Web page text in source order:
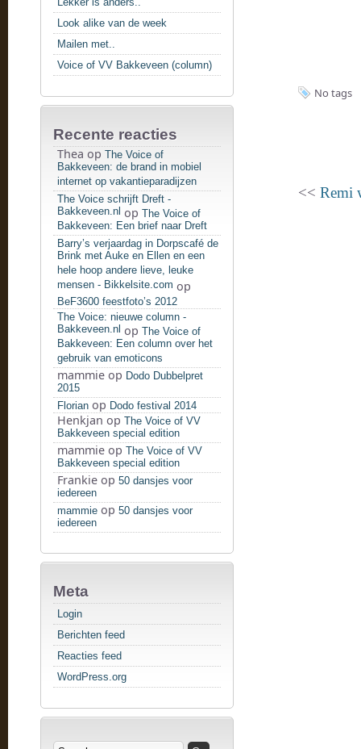
Look alike van de week
Mailen met..
Voice of VV Bakkeveen (column)
Recente reacties
Thea op The Voice of
Bakkeveen: de brand in mobiel
internet op vakantieparadijzen
The Voice schrijft Dreft -
Bakkeveen.nl op The Voice of
Bakkeveen: Een brief naar Dreft
Barry’s verjaardag in Dorpscafé de
Brink met Auke en Ellen en een
hele hoop andere lieve, leuke
mensen - Bikkelsite.com op
BeF3600 feestfoto’s 2012
The Voice: nieuwe column -
Bakkeveen.nl op The Voice of
Bakkeveen: Een column over het
gebruik van emoticons
mammie op Dodo Dubbelpret
2015
Florian op Dodo festival 2014
Henkjan op The Voice of VV
Bakkeveen special edition
mammie op The Voice of VV
Bakkeveen special edition
Frankie op 50 dansjes voor
iedereen
mammie op 50 dansjes voor
iedereen
Meta
Login
Berichten feed
Reacties feed
WordPress.org
No tags
<< Remi